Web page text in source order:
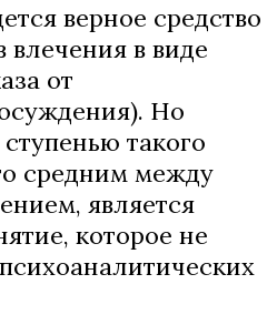
верное средство
влечения в виде
от
Но
такого
средним между
является
которое не